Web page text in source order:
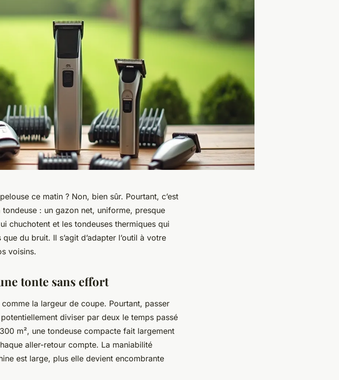
ce matin ? Non, bien sûr. Pourtant, c’est
: un gazon net, uniforme, presque
chuchotent et les tondeuses thermiques qui
du bruit. Il s’agit d’adapter l’outil à votre
voisins.
tonte sans effort
la largeur de coupe. Pourtant, passer
diviser par deux le temps passé
m², une tondeuse compacte fait largement
aller-retour compte. La maniabilité
est large, plus elle devient encombrante